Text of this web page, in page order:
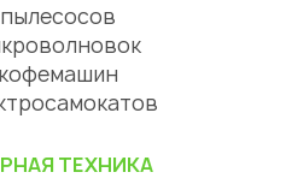
ТЕХНИКА